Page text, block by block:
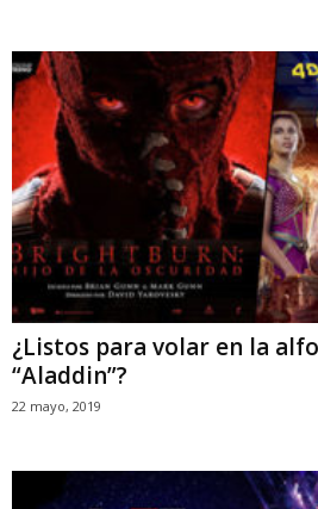
¿Listos para volar en la
“Aladdin”?
22 mayo, 2019